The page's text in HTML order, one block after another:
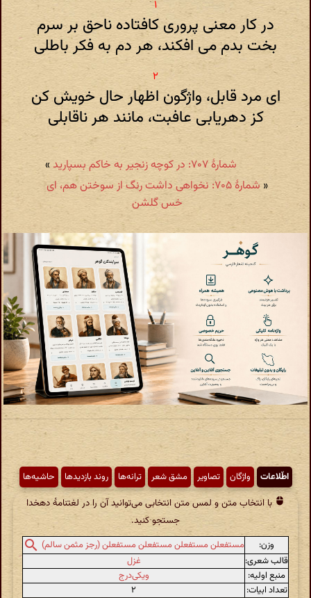
در کار معنی پروری کافتاده ناحق بر سرم
بخت بدم می افکند، هر دم به فکر باطلی
ای مرد قابل، واژگون اظهار حال خویش کن
کز دهریابی عافبت، مانند هر ناقابلی
شمارهٔ ۷۰۷: در کوچه زنجیر به خاکم بسپارید
»
«
شمارهٔ ۷۰۵: نخواهی داشت رنگ از سوختن هم، ای
خس گلشن
اطّلاعات واژگان تصاویر مشق شعر ترانه‌ها روند بازدیدها حاشیه‌ها
با انتخاب متن و لمس متن انتخابی می‌توانید آن را در لغتنامهٔ دهخدا
جستجو کنید.
وزن:
مستفعلن مستفعلن مستفعلن مستفعلن (رجز مثمن سالم)
قالب شعری:
غزل
منبع اولیه:
ویکی‌درج
تعداد ابیات:
۲